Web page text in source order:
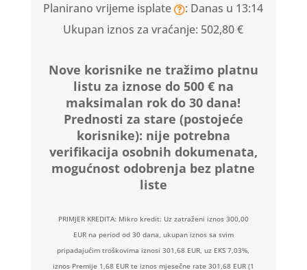
Planirano vrijeme isplate
: Danas u 13:14
Ukupan iznos za vraćanje: 502,80 €
Nove korisnike ne tražimo platnu
listu za iznose do 500 € na
maksimalan rok do 30 dana!
Prednosti za stare (postojeće
korisnike): nije potrebna
verifikacija osobnih dokumenata,
mogućnost odobrenja bez platne
liste
PRIMJER KREDITA: Mikro kredit: Uz zatraženi iznos 300,00
EUR na period od 30 dana, ukupan iznos sa svim
pripadajućim troškovima iznosi 301,68 EUR, uz EKS 7,03%,
iznos Premije 1,68 EUR te iznos mjesečne rate 301,68 EUR (1